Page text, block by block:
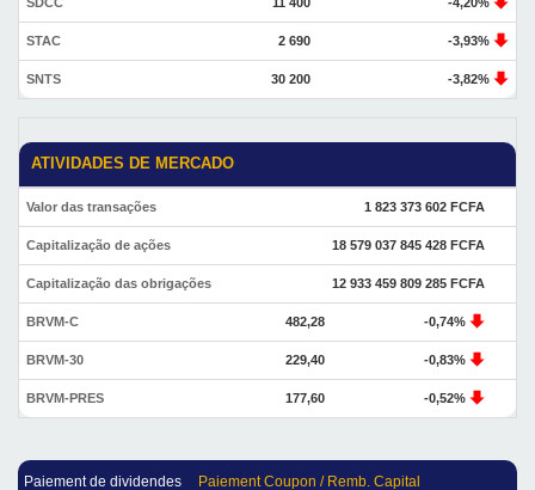
STAC 2 690 -3,93%
SNTS 30 200 -3,82%
ATIVIDADES DE MERCADO
Valor das transações 1 823 373 602 FCFA
Capitalização de ações 18 579 037 845 428 FCFA
Capitalização das obrigações 12 933 459 809 285 FCFA
BRVM-C 482,28 -0,74%
BRVM-30 229,40 -0,83%
BRVM-PRES 177,60 -0,52%
Paiement de dividendes Paiement Coupon / Remb. Capital